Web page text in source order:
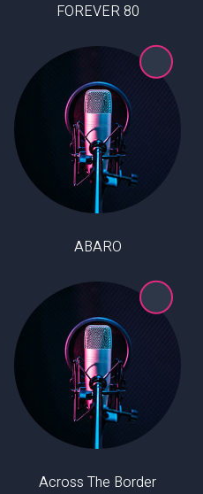
80 FOREVER
ABARO
Across The Border